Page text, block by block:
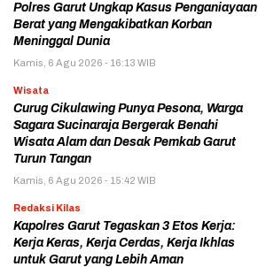
Polres Garut Ungkap Kasus Penganiayaan
Berat yang Mengakibatkan Korban
Meninggal Dunia
Kamis, 6 Agu 2026 - 16:13 WIB
Wisata
Curug Cikulawing Punya Pesona, Warga
Sagara Sucinaraja Bergerak Benahi
Wisata Alam dan Desak Pemkab Garut
Turun Tangan
Kamis, 6 Agu 2026 - 15:42 WIB
Redaksi Kilas
Kapolres Garut Tegaskan 3 Etos Kerja:
Kerja Keras, Kerja Cerdas, Kerja Ikhlas
untuk Garut yang Lebih Aman